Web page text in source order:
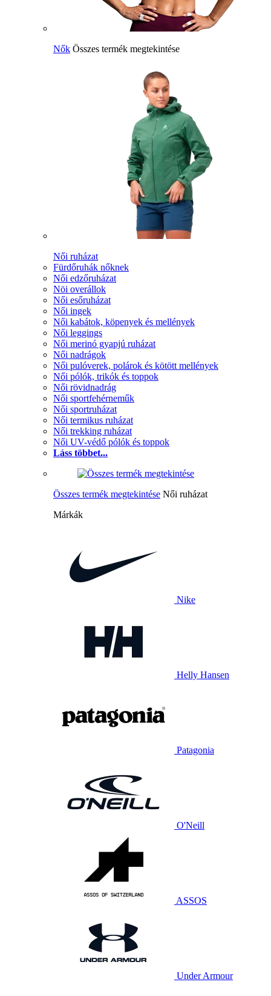
Nők Összes termék megtekintése
Női ruházat
Fürdőruhák nőknek
Női edzőruházat
Nöi overállok
Női esőruházat
Női ingek
Női kabátok, köpenyek és mellények
Női leggings
Női merinó gyapjú ruházat
Női nadrágok
Női pulóverek, polárok és kötött mellények
Női pólók, trikók és toppok
Női rövidnadrág
Női sportfehérneműk
Női sportruházat
Női termikus ruházat
Női trekking ruházat
Női UV-védő pólók és toppok
Láss többet...
Összes termék megtekintése Női ruházat
Márkák
Nike
Helly Hansen
Patagonia
O'Neill
ASSOS
Under Armour